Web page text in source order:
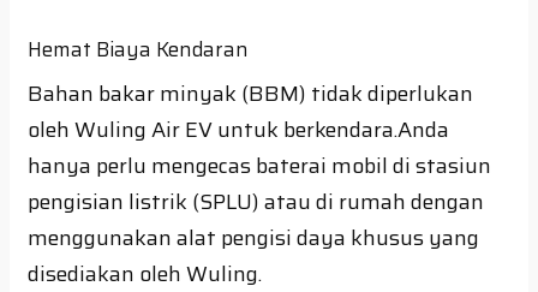
Hemat Biaya Kendaran
Bahan bakar minyak (BBM) tidak diperlukan
oleh Wuling Air EV untuk berkendara.Anda
hanya perlu mengecas baterai mobil di stasiun
pengisian listrik (SPLU) atau di rumah dengan
menggunakan alat pengisi daya khusus yang
disediakan oleh Wuling.